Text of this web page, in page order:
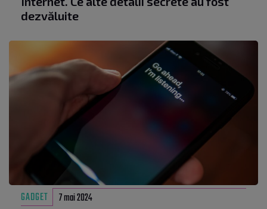
dezvăluite
GADGET 7 mai 2024